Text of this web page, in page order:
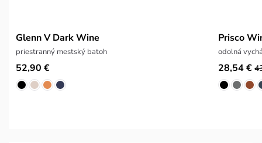
Glenn V Dark Wine
priestranný mestský batoh
52,90 €
Prisco
odolná
28,54 €